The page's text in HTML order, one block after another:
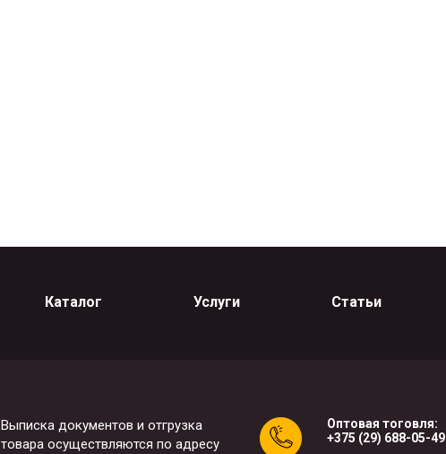
Каталог Услуги Статьи
Выписка документов и отгрузка
товара осуществляются по адресу
Оптовая тоговля:
+375 (29) 688-05-49